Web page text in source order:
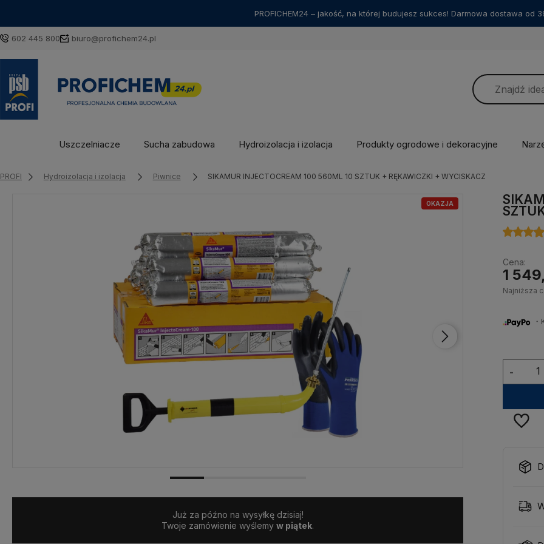
PROFICHEM24 – jakość, na której budujesz sukces! Darmowa dostawa od
602 445 800 biuro@profichem24.pl
Uszczelniacze Sucha zabudowa Hydroizolacja i izolacja Produkty ogrodowe i dekoracyjne
PROFI Hydroizolacja i izolacja Piwnice SIKAMUR INJECTOCREAM 100 560ML 10 SZTUK + RĘKAWICZKI + WYCISKACZ
OKAZJA
Już za późno na wysyłkę dzisiaj!
Twoje zamówienie wyślemyw piątek.
Cena:
1
Najniższa
-